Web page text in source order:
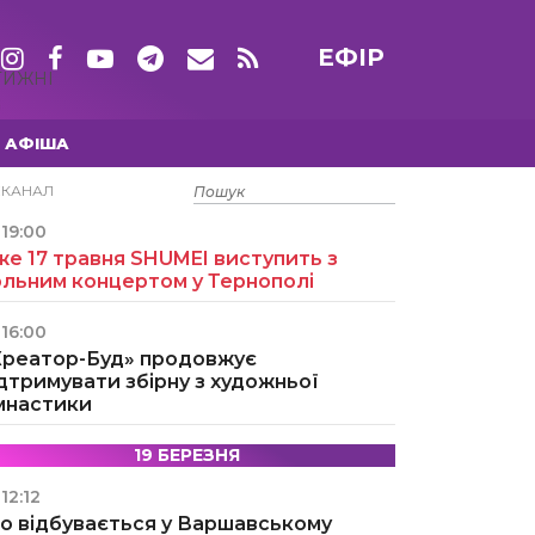
ЕФІР
АФІША
15 ТРАВНЯ
19:00
17 травня SHUMEI виступить з
концертом у Тернополі
16:00
Буд» продовжує
збірну з художньої
19 БЕРЕЗНЯ
12:12
відбувається у Варшавському